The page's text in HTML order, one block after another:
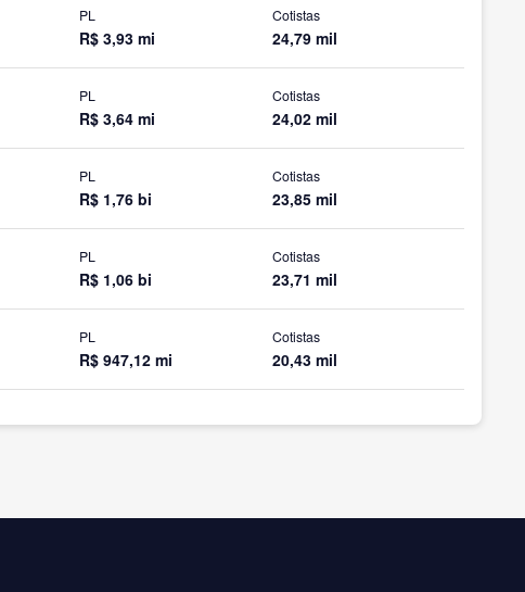
PL
R$ 3,93 mi
Cotistas
24,79 mil
PL
R$ 3,64 mi
Cotistas
24,02 mil
PL
R$ 1,76 bi
Cotistas
23,85 mil
PL
R$ 1,06 bi
Cotistas
23,71 mil
PL
R$ 947,12 mi
Cotistas
20,43 mil